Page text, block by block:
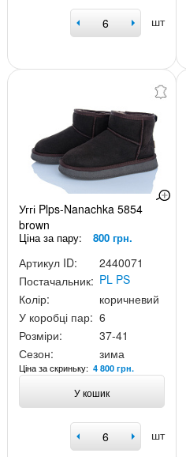
шт
Уггі Plps-Nanachka 5854
brown
Ціна за пару: 800 грн.
Артикул ID:
2440071
Постачальник: PL PS
Колір:
коричневий
У коробці пар: 6
Розміри:
37-41
Сезон:
зима
Ціна за скриньку: 4 800 грн.
У кошик
шт